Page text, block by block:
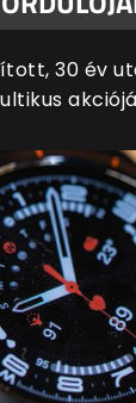
30 év